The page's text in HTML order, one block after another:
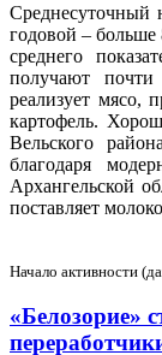
Среднесуточный
годовой –
среднего
получают
реализует мясо,
картофель.
Вельского
благодаря
Архангельской
поставляет
Начало активности
«Белозорие»